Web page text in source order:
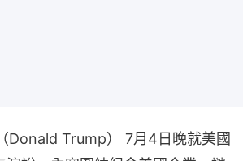
Donald Trump） 7月4日晚就美國